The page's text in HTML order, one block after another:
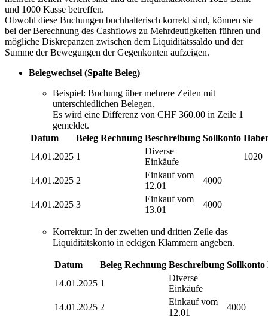
und 1000 Kasse betreffen.
Obwohl diese Buchungen buchhalterisch korrekt sind, können sie
bei der Berechnung des Cashflows zu Mehrdeutigkeiten führen und
mögliche Diskrepanzen zwischen dem Liquiditätssaldo und der
Summe der Bewegungen der Gegenkonten aufzeigen.
Belegwechsel (Spalte Beleg)
Beispiel: Buchung über mehrere Zeilen mit
unterschiedlichen Belegen.
Es wird eine Differenz von CHF 360.00 in Zeile 1
gemeldet.
Datum
Beleg Rechnung Beschreibung Sollkonto
14.01.2025 1
Diverse
Einkäufe
1020
14.01.2025 2
Einkauf vom
12.01
4000
14.01.2025 3
Einkauf vom
13.01
4000
Korrektur: In der zweiten und dritten Zeile das
Liquiditätskonto in eckigen Klammern angeben.
Datum Beleg Rechnung Beschreibung Sollkonto
14.01.2025 1
Diverse
Einkäufe
14.01.2025 2
Einkauf vom
12.01
4000